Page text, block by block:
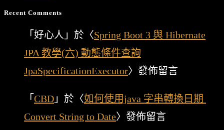
Recent Comments
「 好心人 」於〈Spring Boot 3 與 Hibernate
JPA 教學(六) 動態條件查詢
JpaSpecificationExecutor〉發佈留言
「 CBD 」於〈如何使用java 字串轉換日期
Convert String to Date〉發佈留言